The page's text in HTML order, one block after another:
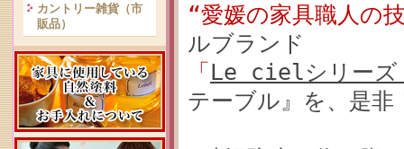
カントリー雑貨（市
販品）
“愛媛の家具職人の
ルブランド
「 Le cielシリーズ
テーブル』を、是